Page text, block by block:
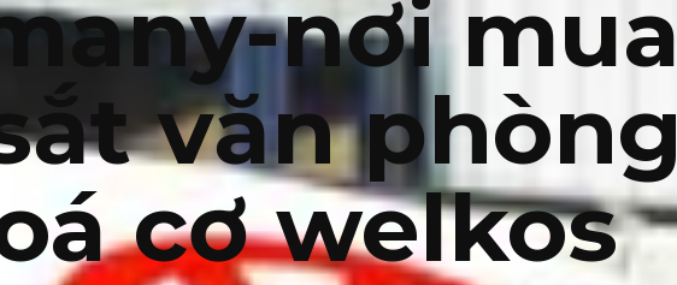
nơi mua
văn phòng
cơ welkos